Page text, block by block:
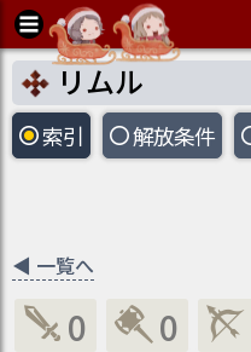
リムル
索引 解放条件
◀ 一覧へ
0 0